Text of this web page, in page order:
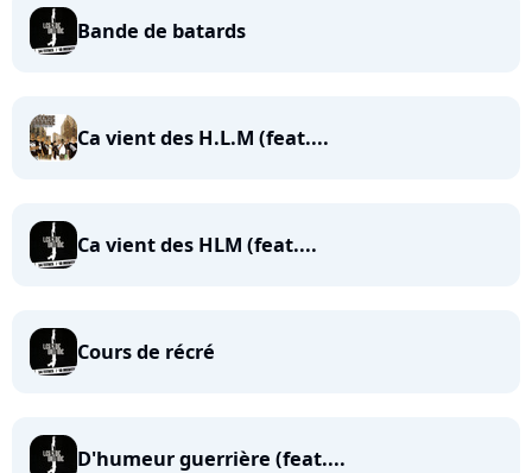
Bande de batards
Ca vient des H.L.M (feat....
Ca vient des HLM (feat....
Cours de récré
D'humeur guerrière (feat....